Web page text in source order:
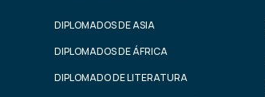
DIPLOMADOS DE ASIA
DIPLOMADOS DE ÁFRICA
DIPLOMADO DE LITERATURA